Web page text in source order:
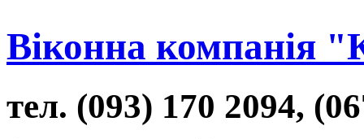
Віконна компанія
тел. (093) 170 2094,